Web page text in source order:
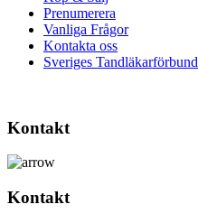
Prenumerera
Vanliga Frågor
Kontakta oss
Sveriges Tandläkarförbund
Kontakt
Kontakt